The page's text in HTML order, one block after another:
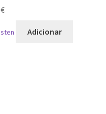
€
Adicionar